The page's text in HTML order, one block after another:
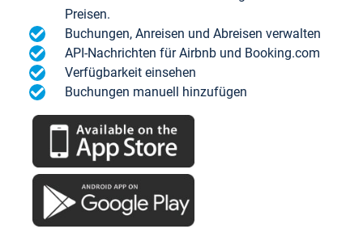
Preisen.
Buchungen, Anreisen und Abreisen verwalten
API-Nachrichten für Airbnb und Booking.com
Verfügbarkeit einsehen
Buchungen manuell hinzufügen